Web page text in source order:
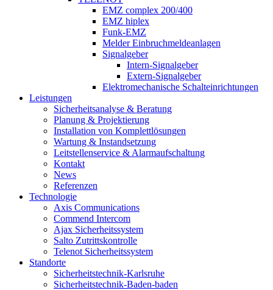
EMZ complex 200/400
EMZ hiplex
Funk-EMZ
Melder Einbruchmeldeanlagen
Signalgeber
Intern-Signalgeber
Extern-Signalgeber
Elektromechanische Schalteinrichtungen
Leistungen
Sicherheitsanalyse & Beratung
Planung & Projektierung​
Installation von Komplettlösungen
Wartung & Instandsetzung
Leitstellenservice & Alarmaufschaltung
Kontakt
News
Referenzen
Technologie
Axis Communications
Commend Intercom
Ajax Sicherheitssystem​
Salto Zutrittskontrolle
Telenot Sicherheitssystem
Standorte
Sicherheitstechnik-Karlsruhe
Sicherheitstechnik-Baden-baden